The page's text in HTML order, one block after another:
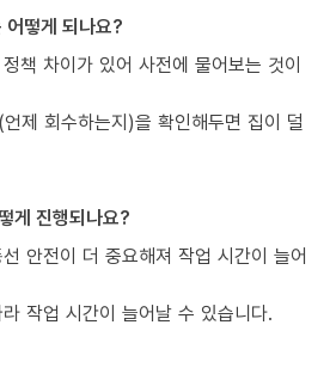
떻게 되나요?
책 차이가 있어 사전에 물어보는 것이
제 회수하는지)을 확인해두면 집이 덜
게 진행되나요?
안전이 더 중요해져 작업 시간이 늘어
작업 시간이 늘어날 수 있습니다.